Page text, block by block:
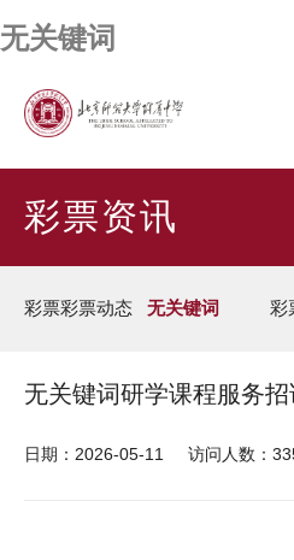
无关键词
彩票资讯
彩票彩票动态 无关键词 彩
无关键词研学课程服务
日期：2026-05-11 访问人数：